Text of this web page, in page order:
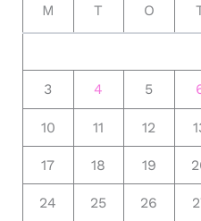
M T O
3 4 5
10 11 12
17 18 19
24 25 26